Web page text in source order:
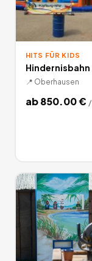
HITS FÜR KIDS
Hindernisbahn
📍 Oberhausen
ab850.00€ /